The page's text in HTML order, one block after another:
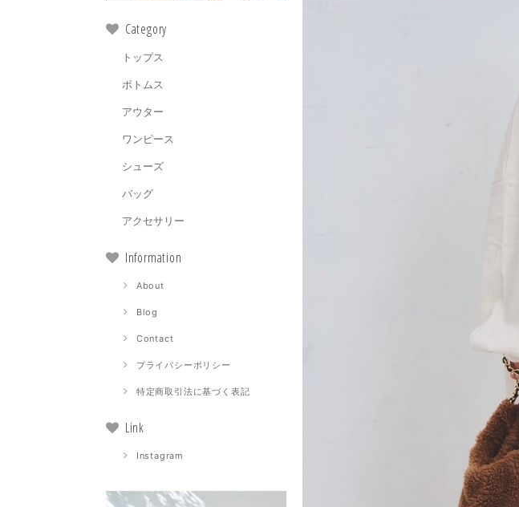
Category
トップス
ボトムス
アウター
ワンピース
シューズ
バッグ
アクセサリー
Information
About
Blog
Contact
プライバシーポリシー
特定商取引法に基づく表記
Link
Instagram